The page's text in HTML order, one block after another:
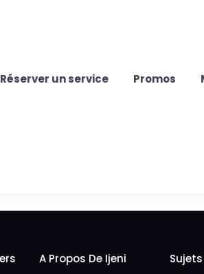
Réserver un service Promos
A Propos De Ijeni